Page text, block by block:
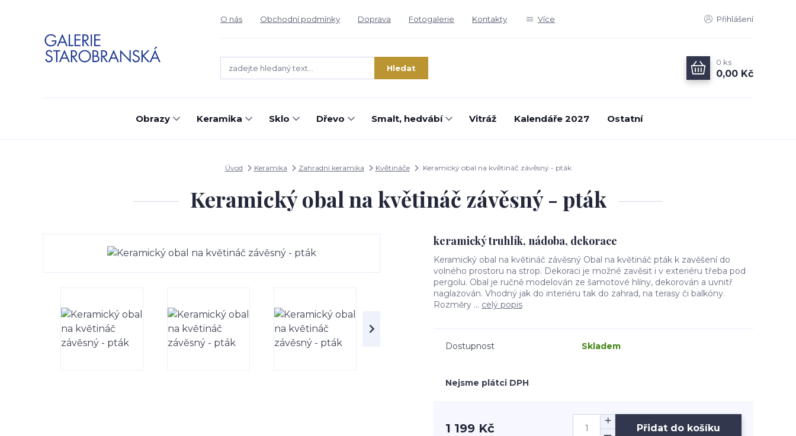
O nás Obchodní podmínky Doprava Fotogalerie Kontakty Více Přihlášení
Hledat
0 ks
0,00 Kč
Obrazy Keramika Sklo Dřevo Smalt, hedvábí Vitráž Kalendáře 2027 Ostatní
Úvod Keramika Zahradní keramika Květináče Keramický obal na květináč závěsný - pták
Keramický obal na květináč závěsný - pták
keramický truhlík, nádoba, dekorace
Keramický obal na květináč závěsný Obal na květináč pták k zavěšení do
volného prostoru na strop. Dekoraci je možné zavěsit i v exteriéru třeba pod
pergolu. Obal je ručně modelován ze šamotové hlíny, dekorován a uvnitř
naglazován. Vhodný jak do interiéru tak do zahrad, na terasy či balkóny.
Rozměry ... celý popis
Dostupnost Skladem
Nejsme plátci DPH
1 199 Kč Přidat do košíku